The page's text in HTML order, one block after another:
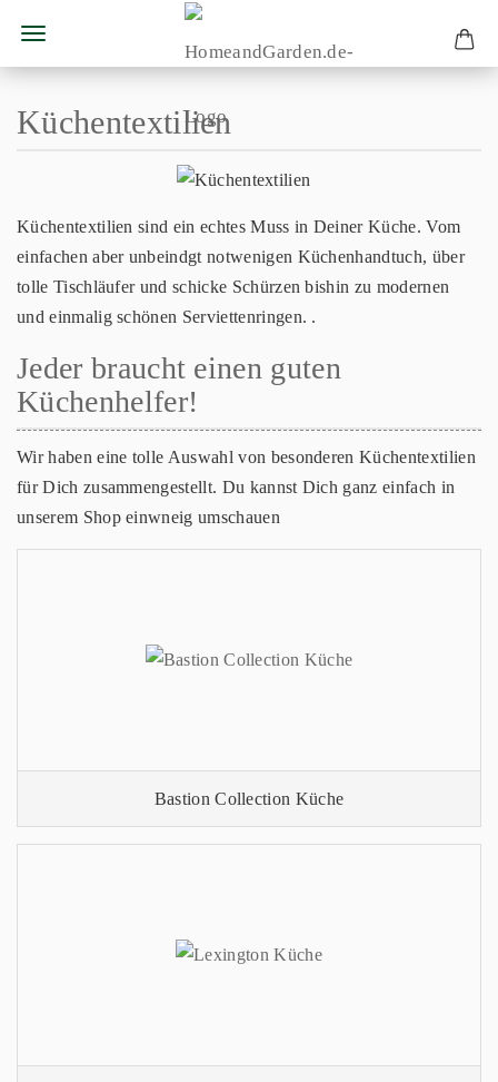
Küchentextilien
Küchentextilien sind ein echtes Muss in Deiner Küche. Vom
einfachen aber unbeindgt notwenigen Küchenhandtuch, über
tolle Tischläufer und schicke Schürzen bishin zu modernen
und einmalig schönen Serviettenringen. .
Jeder braucht einen guten
Küchenhelfer!
Wir haben eine tolle Auswahl von besonderen Küchentextilien
für Dich zusammengestellt. Du kannst Dich ganz einfach in
unserem Shop einwneig umschauen
Bastion Collection Küche